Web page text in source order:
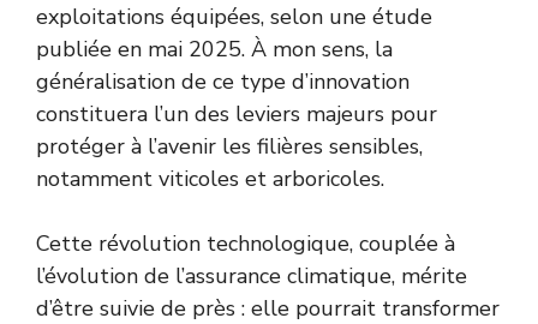
exploitations équipées, selon une étude
publiée en mai 2025. À mon sens, la
généralisation de ce type d’innovation
constituera l’un des leviers majeurs pour
protéger à l’avenir les filières sensibles,
notamment viticoles et arboricoles.
Cette révolution technologique, couplée à
l’évolution de l’assurance climatique, mérite
d’être suivie de près : elle pourrait transformer